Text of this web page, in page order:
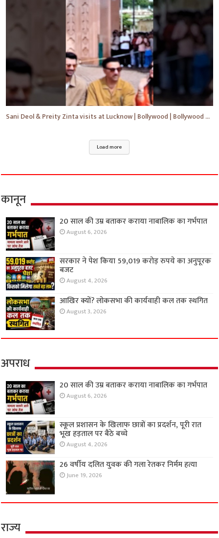
Sani Deol & Preity Zinta visits at Lucknow | Bollywood | Bollywood News | #bollywood #shorts #yt
Load more
कानून
20 साल की उम्र बताकर कराया नाबालिक का गर्भपात
August 6, 2026
सरकार ने पेश किया 59,019 करोड़ रुपये का अनुपूरक
बजट
August 4, 2026
आखिर क्यों? लोकसभा की कार्यवाही कल तक स्थगित
August 3, 2026
अपराध
20 साल की उम्र बताकर कराया नाबालिक का गर्भपात
August 6, 2026
स्कूल प्रशासन के खिलाफ छात्रों का प्रदर्शन, पूरी रात
भूख हड़ताल पर बैठे बच्चे
August 4, 2026
26 वर्षीय दलित युवक की गला रेतकर निर्मम हत्या
June 19, 2026
राज्य